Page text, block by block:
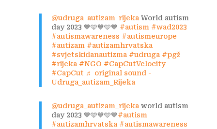
@udruga_autizam_rijeka World autism
day 2023 💙🩵💙🩵💙 #autism #wad2023
#autismawareness #autismeurope
#autizam #autizamhrvatska
#svjetskidanautizma #udruga #pgž
#rijeka #NGO #CapCutVelocity
#CapCut ♬ original sound -
Udruga_autizam_Rijeka
@udruga_autizam_rijeka world autism
day 2023 💙🩵💙🩵💙#autism
#autizamhrvatska #autismawareness